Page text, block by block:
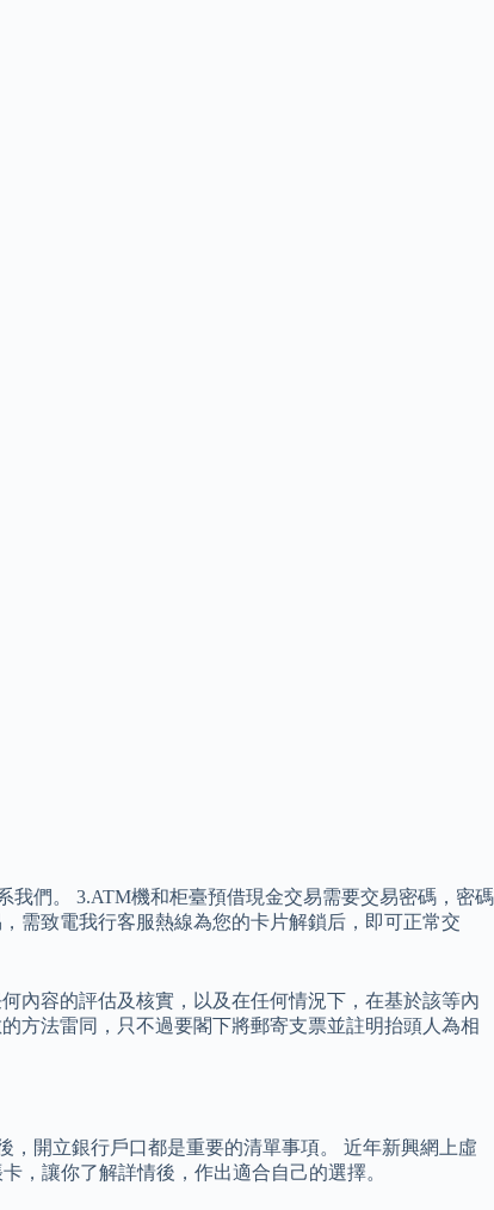
我們。 3.ATM機和柜臺預借現金交易需要交易密碼，密碼
需致電我行客服熱線為您的卡片解鎖后，即可正常交
內容的評估及核實，以及在任何情況下，在基於該等內
方法雷同，只不過要閣下將郵寄支票並註明抬頭人為相
，開立銀行戶口都是重要的清單事項。 近年新興網上虛
，讓你了解詳情後，作出適合自己的選擇。